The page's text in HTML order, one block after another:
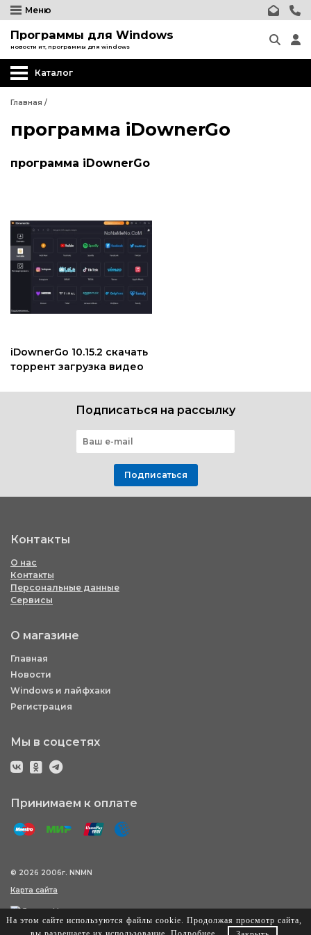
Меню
Программы для Windows
новости ит, программы для windows
Каталог
Главная /
программа iDownerGo
программа iDownerGo
iDownerGo 10.15.2 скачать
торрент загрузка видео
Подписаться на рассылку
Подписаться
Контакты
О нас
Контакты
Персональные данные
Сервисы
О магазине
Главная
Новости
Windows и лайфхаки
Регистрация
Мы в соцсетях
Принимаем к оплате
© 2026 2006г. NNMN
Карта сайта
На этом сайте используются файлы cookie. Продолжая просмотр сайта,